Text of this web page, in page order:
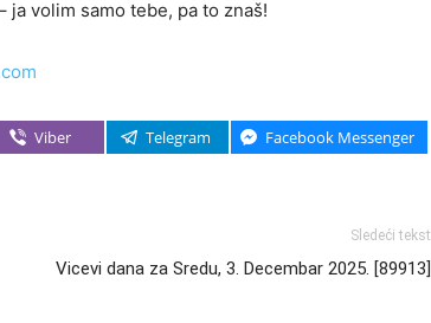
ja volim samo tebe, pa to znaš!
Viber Telegram Facebook Messenger
Sledeći tekst
Vicevi dana za Sredu, 3. Decembar 2025. [89913]